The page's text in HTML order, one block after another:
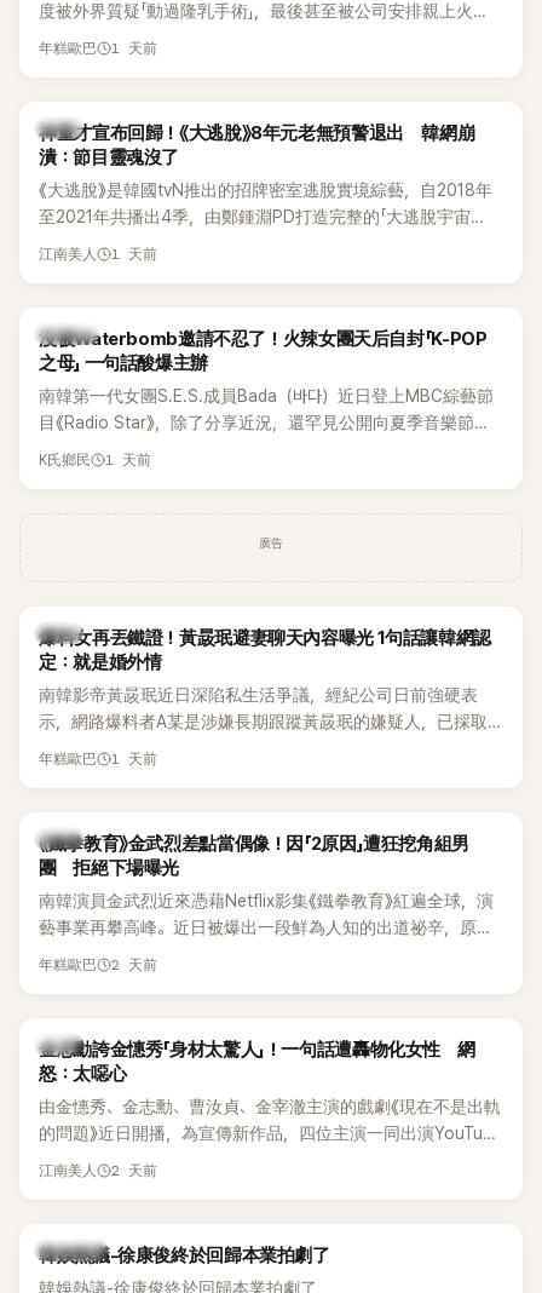
度被外界質疑「動過隆乳手術」，最後甚至被公司安排親上火
線，召開前所未見的「泳裝記者會」澄清。這場記者會後來還被
熱議。 2日播出的 SBS 綜藝節目《我的經紀人太難搞－秘書
鎮》，邀請同時兼顧工作與育兒的演藝圈代表「媽媽群」——李智
惠、李賢怡、李恩亨，以第13位「My Star」身分登場，分享最真
實的生活日常。 節目一開始，李瑞鎮 率先與李智惠會合，兩人
邊搭車邊聊天，氣氛輕鬆。聊到最近的新聞，李瑞鎮突然直球
發問：「妳不是上新聞了？說妳去做整形？是人中縮短手術嗎？」
延燒到過去的爭議。李瑞鎮脫口補刀：「妳以前不是還在游泳池
開過記者會？」直接點名她當年的風波。李智惠聽了忍不住笑
說：「哥怎麼連這個都知道？」李瑞鎮則回嘴：「那時候新聞鬧那
麼大，不知道才奇怪吧。」一來一往，氣氛反而更加輕鬆。 談到
當年情況，李智惠終於鬆口坦言，當時確實被質疑動過隆胸手
術。她回憶：「拍了比基尼照片之後，就開始被說是不是去隆乳
了。」為了澄清誤會，她只好親自站出來說清楚。 李智惠進一步
解釋，當時隆胸手術幾乎只有「腋下切開」一種方式，「所以我就
想，既然一直說我有做，那我乾脆把腋下給大家看，證明我根
召開了一場泳裝記者招待會。當時她穿著比基尼站在一排攝影
機前，面對媒體擺出各種姿勢，畫面至今仍被網友津津樂道。
這段為平息爭議、直接公開腋下畫面自證清白的往事再度被提
起，節目現場立刻充滿驚呼聲與笑聲，也再次讓人見識到她面
對流言時「豁出去」的直率性格。其實她過去也曾在 SBS 節目
《脫掉鞋子恢單4Men》 中，親自公開那張當年引發話題的「腋下
員身分出道，該團在 2000 年代初期紅極一時，由李智惠、徐
智英兩位女成員，以及張錫炫、Chris Kim 兩位男成員組成。不
過後來爆出長達四年的團內霸凌風波，甚至傳出徐智英母親對
李智惠言語辱罵、動手等爭議，最終團體於 2002 年解散。 團
體解散後，李智惠轉型 solo，靠著綜藝與歌唱實力持續活躍演
藝圈。據悉，她當年能加入 S#arp，也與 李尚敏 的賞識有關。
感情方面，李智惠於 2017 年與圈外男友結婚，婚後育有兩個
目，她經營的 YouTube 頻道也即將突破百萬訂閱，近年內容深
受網友喜愛，再度迎來事業第二春。
年糕歐巴 1 天前
韓星
神童才宣布回歸！《大逃脫》8年元老無預警退出 韓網崩
潰：節目靈魂沒了
《大逃脫》是韓國tvN推出的招牌密室逃脫實境綜藝，自2018年
至2021年共播出4季，由鄭鍾淵PD打造完整的「大逃脫宇宙
（DTCU）」，憑藉燒腦劇情、電影級場景與龐大世界觀，累積
江南美人 1 天前
K-POP
沒被Waterbomb邀請不忍了！火辣女團天后自封「K-POP
之母」 一句話酸爆主辦
南韓第一代女團S.E.S.成員Bada（바다）近日登上MBC綜藝節
目《Radio Star》，除了分享近況，還罕見公開向夏季音樂節
Waterbomb喊話，笑稱自己至今從未受邀演出，更幽默表示：
K氏鄉民 1 天前
廣告
韓星
爆料女再丟鐵證！黃晸珉避妻聊天內容曝光 1句話讓韓網認
定：就是婚外情
南韓影帝黃晸珉近日深陷私生活爭議，經紀公司日前強硬表
示，網路爆料者A某是涉嫌長期跟蹤黃晸珉的嫌疑人，已採取
法律行動。不過，A某並未因此停止發聲，5日再度透過社群平
年糕歐巴 1 天前
韓星
《鐵拳教育》金武烈差點當偶像！因「2原因」遭狂挖角組男
團 拒絕下場曝光
南韓演員金武烈近來憑藉Netflix影集《鐵拳教育》紅遍全球，演
藝事業再攀高峰。近日被爆出一段鮮為人知的出道祕辛，原來
他當年差點不是以演員身分出道，而是成為男團偶像的一員。
年糕歐巴 2 天前
韓星
金志勳誇金憓秀「身材太驚人」！一句話遭轟物化女性 網
怒：太噁心
由金憓秀、金志勳、曹汝貞、金宰澈主演的戲劇《現在不是出軌
的問題》近日開播，為宣傳新作品，四位主演一同出演YouTube
節目，不料訪談中的一段發言卻意外掀起爭議。不少網友認
江南美人 2 天前
熱議討論
韓娛熱議-徐康俊終於回歸本業拍劇了
韓娛熱議-徐康俊終於回歸本業拍劇了